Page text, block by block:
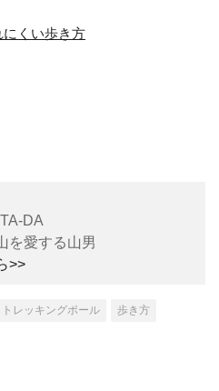
にくい歩き方
DA
を愛する山男
>>
トレッキングポール 歩き方